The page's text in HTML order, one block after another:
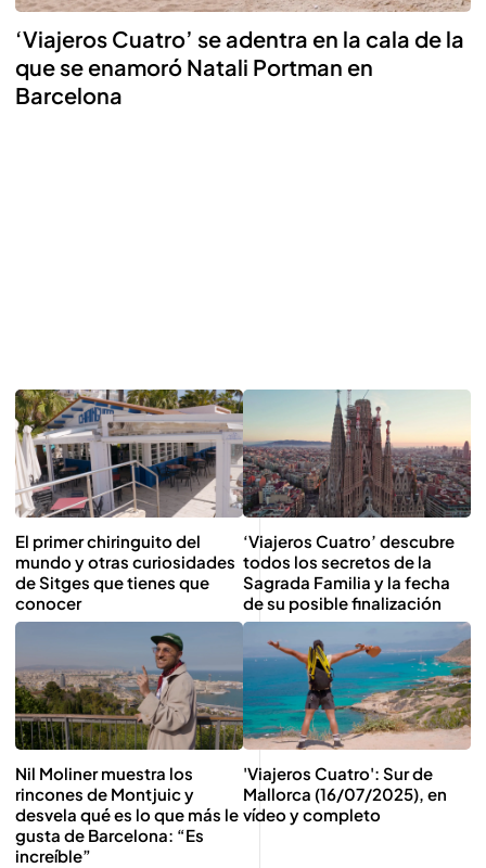
‘Viajeros Cuatro’ se adentra en la cala de la
que se enamoró Natali Portman en
Barcelona
El primer chiringuito del
mundo y otras curiosidades
de Sitges que tienes que
conocer
Nil Moliner muestra los
rincones de Montjuic y
desvela qué es lo que más le
gusta de Barcelona: “Es
increíble”
‘Viajeros Cuatro’ descubre
todos los secretos de la
Sagrada Familia y la fecha
de su posible finalización
'Viajeros Cuatro': Sur de
Mallorca (16/07/2025), en
vídeo y completo